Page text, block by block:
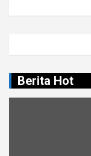
Berita Hot